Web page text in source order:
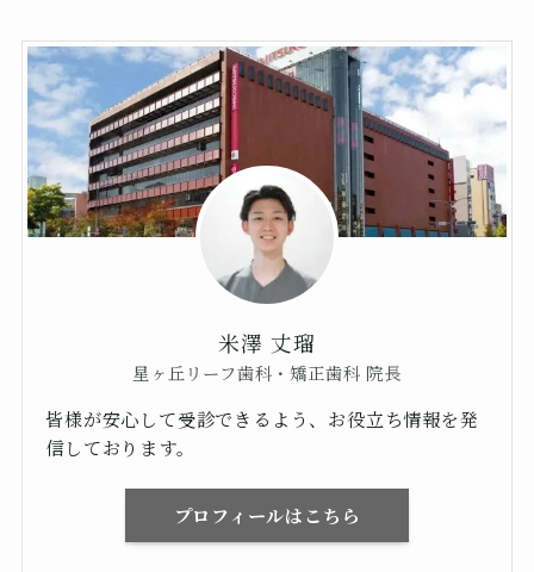
米澤 丈瑠
星ヶ丘リーフ歯科・矯正歯科 院長
皆様が安心して受診できるよう、お役立ち情報を発
信しております。
プロフィールはこちら